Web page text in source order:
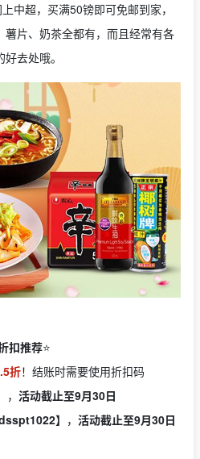
中超，买满50镑即可免邮到家，
片、奶茶全都有，而且经常有各
去处哦。
扣推荐⭐️
折！结账时需要使用折扣码
， 活动截止至9月30日
】 ， 活动截止至9月30日